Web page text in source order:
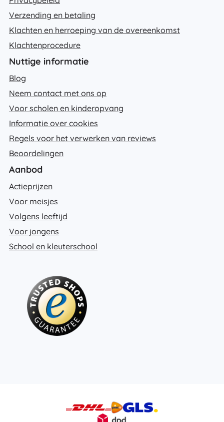
Verzending en betaling
Klachten en herroeping van de overeenkomst
Klachtenprocedure
Nuttige informatie
Blog
Neem contact met ons op
Voor scholen en kinderopvang
Informatie over cookies
Regels voor het verwerken van reviews
Beoordelingen
Aanbod
Actieprijzen
Voor meisjes
Volgens leeftijd
Voor jongens
School en kleuterschool